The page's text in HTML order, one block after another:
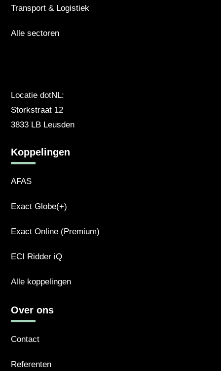
Transport & Logistiek
Alle sectoren
Locatie dotNL:
Storkstraat 12
3833 LB Leusden
Koppelingen
AFAS
Exact Globe(+)
Exact Online (Premium)
ECI Ridder iQ
Alle koppelingen
Over ons
Contact
Referenten